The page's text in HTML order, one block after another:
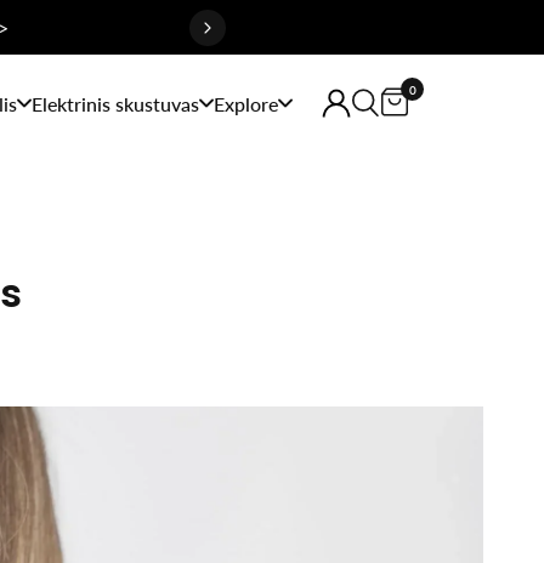
Elektrinis skustuvas Explore
0